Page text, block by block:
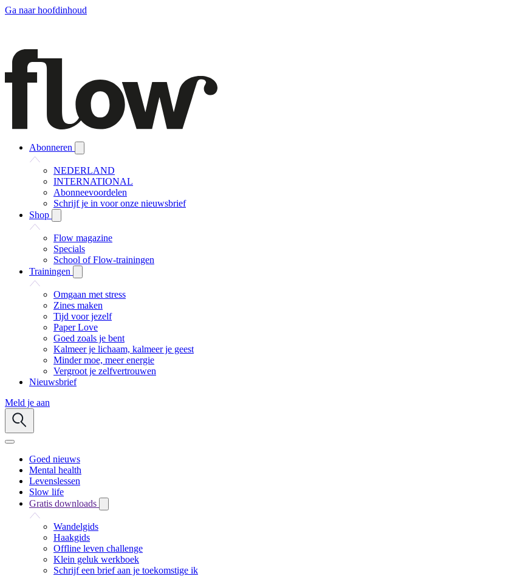
Ga naar hoofdinhoud
Abonneren
NEDERLAND
INTERNATIONAL
Abonneevoordelen
Schrijf je in voor onze nieuwsbrief
Shop
Flow magazine
Specials
School of Flow-trainingen
Trainingen
Omgaan met stress
Zines maken
Tijd voor jezelf
Paper Love
Goed zoals je bent
Kalmeer je lichaam, kalmeer je geest
Minder moe, meer energie
Vergroot je zelfvertrouwen
Nieuwsbrief
Meld je aan
Goed nieuws
Mental health
Levenslessen
Slow life
Gratis downloads
Wandelgids
Haakgids
Offline leven challenge
Klein geluk werkboek
Schrijf een brief aan je toekomstige ik